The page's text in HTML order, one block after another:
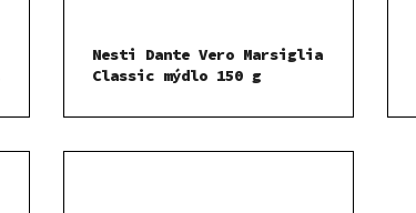
Nesti Dante Vero Marsiglia
Classic mýdlo 150 g